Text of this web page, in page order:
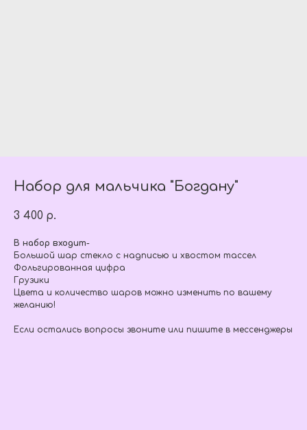
Набор для мальчика "Богдану"
3 400 р.
В набор входит-
Большой шар стекло с надписью и хвостом тассел
Фольгированная цифра
Грузики
Цвета и количество шаров можно изменить по вашему
желанию!
Если остались вопросы звоните или пишите в мессенджеры